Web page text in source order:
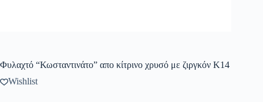
Φυλαχτό “Κωσταντινάτο” απο κίτρινο χρυσό με ζιργκόν Κ14
Wishlist